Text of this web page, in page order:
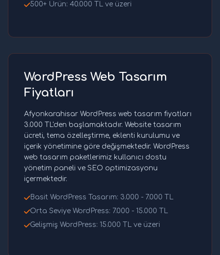
500+ Ürün: 40.000 TL ve üzeri
WordPress Web Tasarım
Fiyatları
Afyonkarahisar WordPress web tasarım fiyatları
3.000 TL'den başlamaktadır. Website tasarım
ücreti, tema özelleştirme, eklenti kurulumu ve
içerik yönetimine göre değişmektedir. WordPress
web tasarım paketlerimiz kullanıcı dostu
yönetim paneli ve SEO optimizasyonu
içermektedir.
Basit WordPress Tasarım: 3.000 - 7.000 TL
Orta Seviye WordPress: 7.000 - 15.000 TL
Gelişmiş WordPress: 15.000 TL ve üzeri